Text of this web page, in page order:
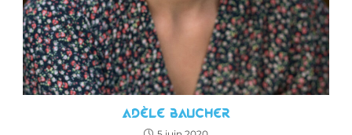
Adèle Baucher